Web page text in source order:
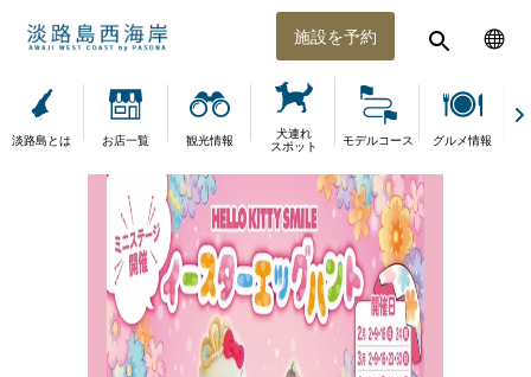
施設を予約
淡路島とは お店一覧 観光情報
犬連れ
スポット
モデルコース グルメ情報